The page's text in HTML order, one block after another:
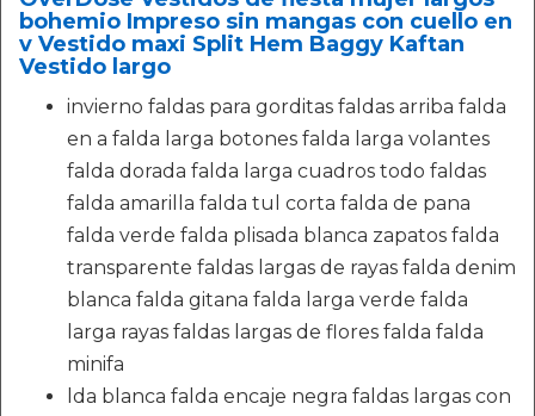
bohemio Impreso sin mangas con cuello en
v Vestido maxi Split Hem Baggy Kaftan
Vestido largo
invierno faldas para gorditas faldas arriba falda
en a falda larga botones falda larga volantes
falda dorada falda larga cuadros todo faldas
falda amarilla falda tul corta falda de pana
falda verde falda plisada blanca zapatos falda
transparente faldas largas de rayas falda denim
blanca falda gitana falda larga verde falda
larga rayas faldas largas de flores falda falda
minifa
lda blanca falda encaje negra faldas largas con